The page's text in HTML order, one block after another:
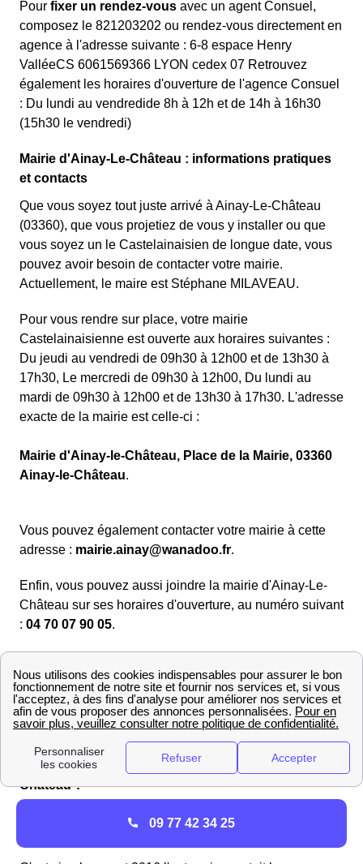
Pour fixer un rendez-vous avec un agent Consuel,
composez le 821203202 ou rendez-vous directement en
agence à l'adresse suivante : 6-8 espace Henry
ValléeCS 6061569366 LYON cedex 07 Retrouvez
également les horaires d'ouverture de l'agence Consuel
: Du lundi au vendredide 8h à 12h et de 14h à 16h30
(15h30 le vendredi)
Mairie d'Ainay-Le-Château : informations pratiques
et contacts
Que vous soyez tout juste arrivé à Ainay-Le-Château
(03360), que vous projetiez de vous y installer ou que
vous soyez un le Castelainaisien de longue date, vous
pouvez avoir besoin de contacter votre mairie.
Actuellement, le maire est Stéphane MILAVEAU.
Pour vous rendre sur place, votre mairie
Castelainaisienne est ouverte aux horaires suivantes :
Du jeudi au vendredi de 09h30 à 12h00 et de 13h30 à
17h30, Le mercredi de 09h30 à 12h00, Du lundi au
mardi de 09h30 à 12h00 et de 13h30 à 17h30. L'adresse
exacte de la mairie est celle-ci :
Mairie d'Ainay-le-Château, Place de la Mairie, 03360
Ainay-le-Château.
Vous pouvez également contacter votre mairie à cette
adresse : mairie.ainay@wanadoo.fr.
Enfin, vous pouvez aussi joindre la mairie d'Ainay-Le-
Château sur ses horaires d'ouverture, au numéro suivant
: 04 70 07 90 05.
d'Ainay-Le-Château ? Toutes les informations sur la ville
de .
Informations sur Enedis (ex ERDF) pour la ville
Pourquoi ErDF est-il devenu Enedis à Ainay-Le-
Château ?
l'entreprise a changé de nom ?
09 77 42 34 25